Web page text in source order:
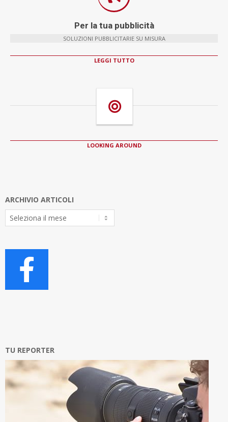
Per la tua pubblicità
SOLUZIONI PUBBLICITARIE SU MISURA
LEGGI TUTTO
LOOKING AROUND
ARCHIVIO ARTICOLI
Archivio
Articoli
TU REPORTER